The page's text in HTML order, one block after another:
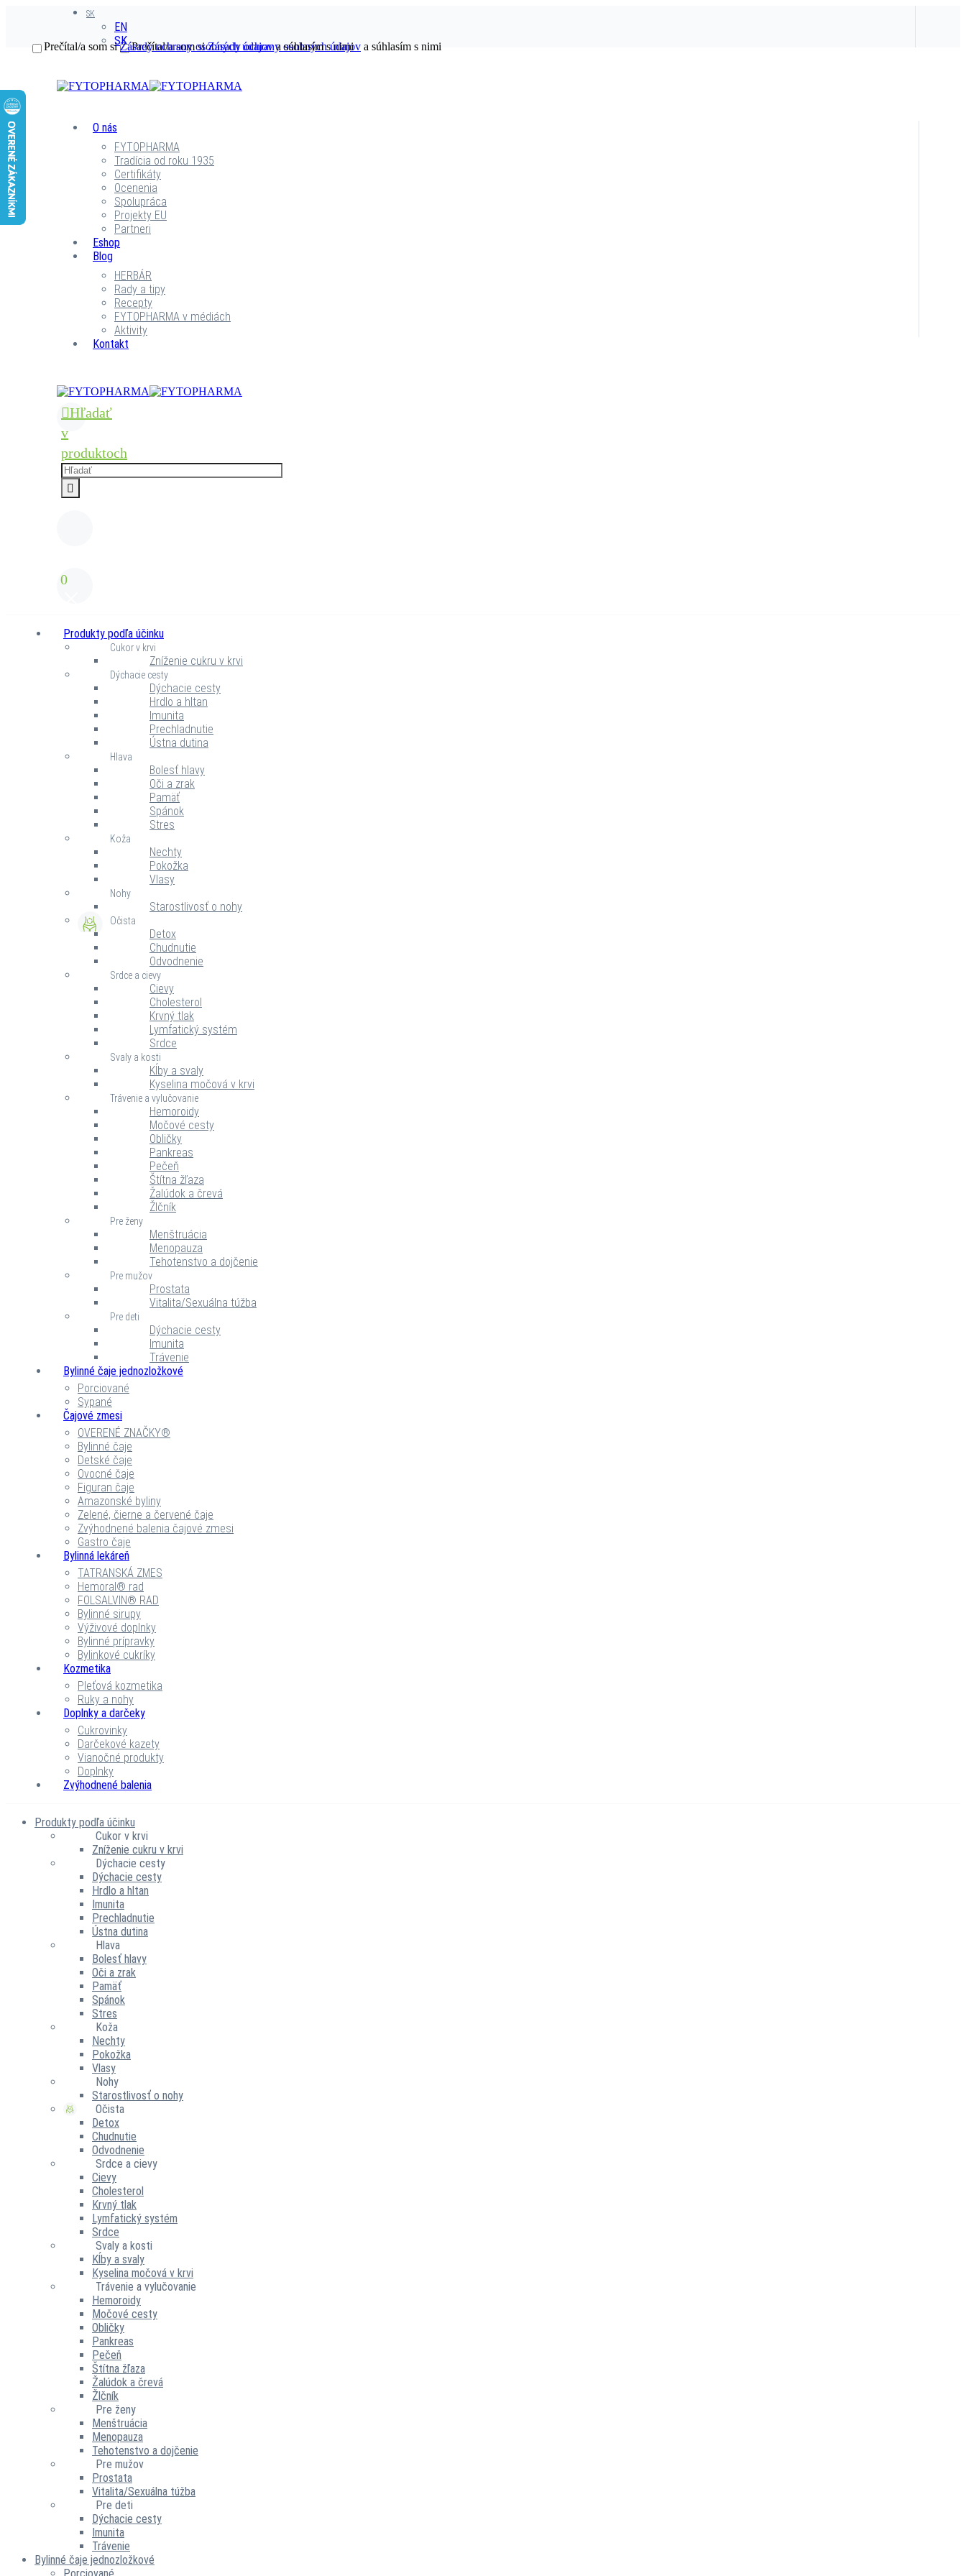
SK
EN
SK
O nás
FYTOPHARMA
Tradícia od roku 1935
Certifikáty
Ocenenia
Spolupráca
Projekty EU
Partneri
Eshop
Blog
HERBÁR
Rady a tipy
Recepty
FYTOPHARMA v médiách
Aktivity
Kontakt
Hľadať
v
produktoch
0
Produkty podľa účinku
Cukor v krvi
Zníženie cukru v krvi
Dýchacie cesty
Dýchacie cesty
Hrdlo a hltan
Imunita
Prechladnutie
Ústna dutina
Hlava
Bolesť hlavy
Oči a zrak
Pamäť
Spánok
Stres
Koža
Nechty
Pokožka
Vlasy
Nohy
Starostlivosť o nohy
Očista
Detox
Chudnutie
Odvodnenie
Srdce a cievy
Cievy
Cholesterol
Krvný tlak
Lymfatický systém
Srdce
Svaly a kosti
Kĺby a svaly
Kyselina močová v krvi
Trávenie a vylučovanie
Hemoroidy
Močové cesty
Obličky
Pankreas
Pečeň
Štítna žľaza
Žalúdok a črevá
Žlčník
Pre ženy
Menštruácia
Menopauza
Tehotenstvo a dojčenie
Pre mužov
Prostata
Vitalita/Sexuálna túžba
Pre deti
Dýchacie cesty
Imunita
Trávenie
Bylinné čaje jednozložkové
Porciované
Sypané
Čajové zmesi
OVERENÉ ZNAČKY®
Bylinné čaje
Detské čaje
Ovocné čaje
Figuran čaje
Amazonské byliny
Zelené, čierne a červené čaje
Zvýhodnené balenia čajové zmesi
Gastro čaje
Bylinná lekáreň
TATRANSKÁ ZMES
Hemoral® rad
FOLSALVIN® RAD
Bylinné sirupy
Výživové doplnky
Bylinné prípravky
Bylinkové cukríky
Kozmetika
Pleťová kozmetika
Ruky a nohy
Doplnky a darčeky
Cukrovinky
Darčekové kazety
Vianočné produkty
Doplnky
Zvýhodnené balenia
Produkty podľa účinku
Cukor v krvi
Zníženie cukru v krvi
Dýchacie cesty
Dýchacie cesty
Hrdlo a hltan
Imunita
Prechladnutie
Ústna dutina
Hlava
Bolesť hlavy
Oči a zrak
Pamäť
Spánok
Stres
Koža
Nechty
Pokožka
Vlasy
Nohy
Starostlivosť o nohy
Očista
Detox
Chudnutie
Odvodnenie
Srdce a cievy
Cievy
Cholesterol
Krvný tlak
Lymfatický systém
Srdce
Svaly a kosti
Kĺby a svaly
Kyselina močová v krvi
Trávenie a vylučovanie
Hemoroidy
Močové cesty
Obličky
Pankreas
Pečeň
Štítna žľaza
Žalúdok a črevá
Žlčník
Pre ženy
Menštruácia
Menopauza
Tehotenstvo a dojčenie
Pre mužov
Prostata
Vitalita/Sexuálna túžba
Pre deti
Dýchacie cesty
Imunita
Trávenie
Bylinné čaje jednozložkové
Prečítal/a som siZásady ochrany osobných údajov a súhlasím s nimi
Prečítal/a som siZásady ochrany osobných údajova súhlasím s nimi